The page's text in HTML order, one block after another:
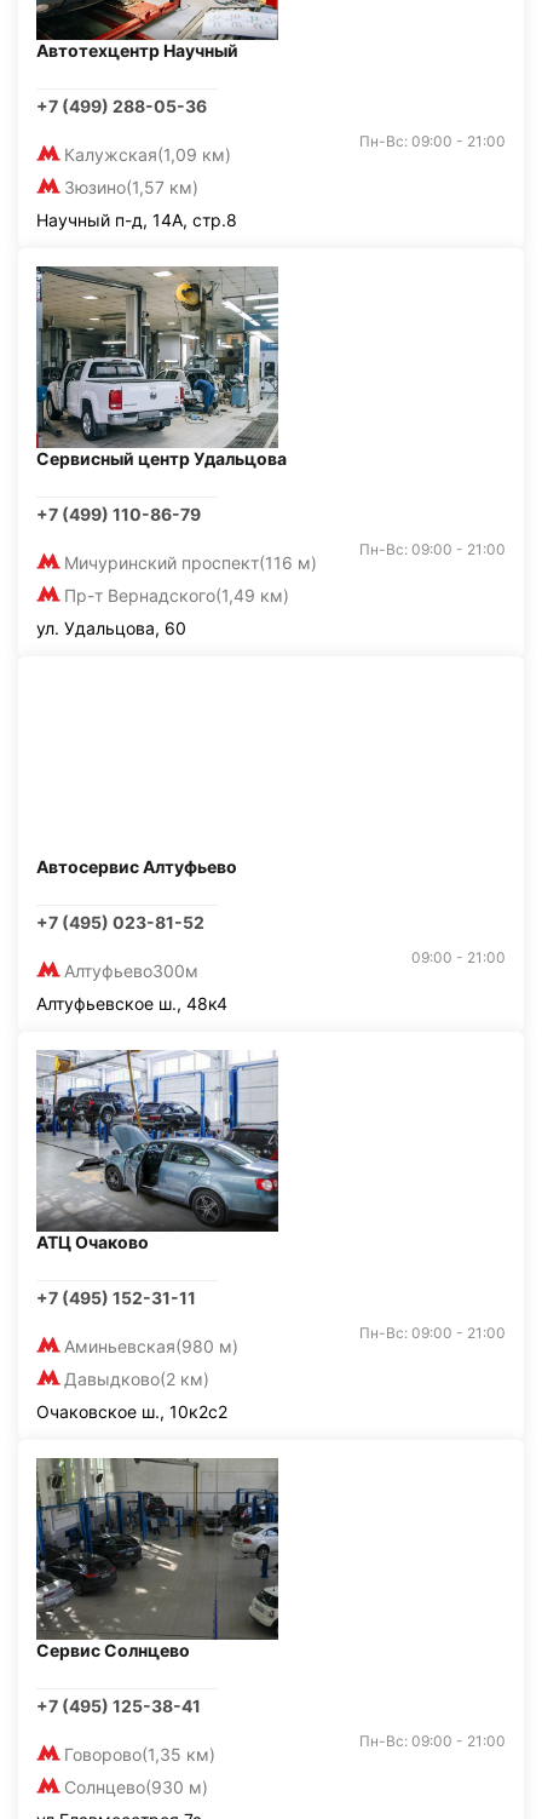
Автотехцентр Научный
+7 (499) 288-05-36
Калужская(1,09 км)
Зюзино(1,57 км)
Пн-Вс: 09:00 - 21:00
Научный п-д, 14А, стр.8
Сервисный центр Удальцова
+7 (499) 110-86-79
Мичуринский проспект(116 м)
Пр-т Вернадского(1,49 км)
Пн-Вс: 09:00 - 21:00
ул. Удальцова, 60
Автосервис Алтуфьево
+7 (495) 023-81-52
Алтуфьево300м
09:00 - 21:00
Алтуфьевское ш., 48к4
АТЦ Очаково
+7 (495) 152-31-11
Аминьевская(980 м)
Давыдково(2 км)
Пн-Вс: 09:00 - 21:00
Очаковское ш., 10к2с2
Сервис Солнцево
+7 (495) 125-38-41
Говорово(1,35 км)
Солнцево(930 м)
Пн-Вс: 09:00 - 21:00